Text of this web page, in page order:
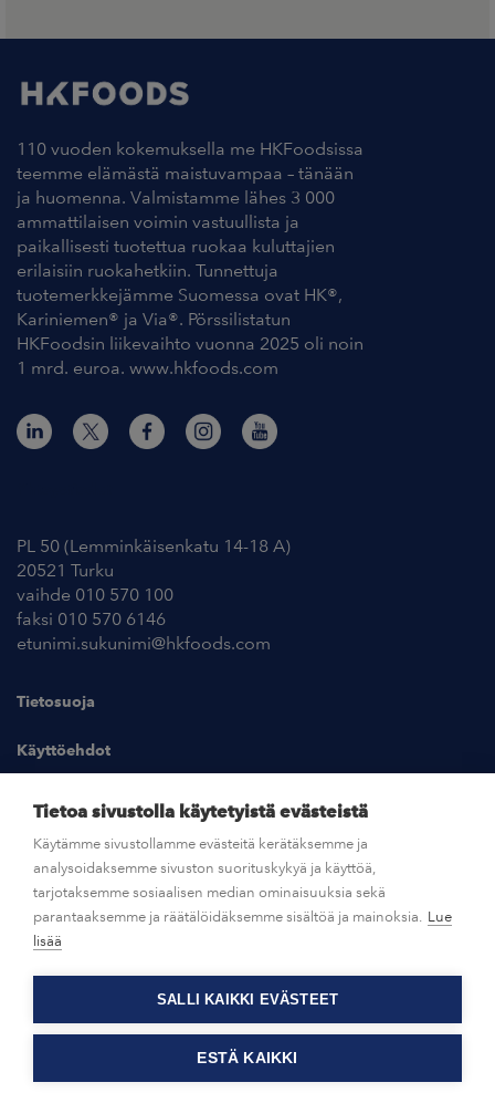
110 vuoden kokemuksella me HKFoodsissa
teemme elämästä maistuvampaa – tänään
ja huomenna. Valmistamme lähes 3 000
ammattilaisen voimin vastuullista ja
paikallisesti tuotettua ruokaa kuluttajien
erilaisiin ruokahetkiin. Tunnettuja
tuotemerkkejämme Suomessa ovat HK®,
Kariniemen® ja Via®. Pörssilistatun
HKFoodsin liikevaihto vuonna 2025 oli noin
1 mrd. euroa. www.hkfoods.com
PL 50 (Lemminkäisenkatu 14-18 A)
20521 Turku
vaihde 010 570 100
faksi 010 570 6146
etunimi.sukunimi@hkfoods.com
Tietosuoja
Käyttöehdot
Kuvapankki
UUTISHUONE
OTA YHTEYTTÄ
Tietoa sivustolla käytetyistä evästeistä
Käytämme sivustollamme evästeitä kerätäksemme ja
analysoidaksemme sivuston suorituskykyä ja käyttöä,
tarjotaksemme sosiaalisen median ominaisuuksia sekä
parantaaksemme ja räätälöidäksemme sisältöä ja mainoksia. Lue
lisää
SALLI KAIKKI EVÄSTEET
ESTÄ KAIKKI